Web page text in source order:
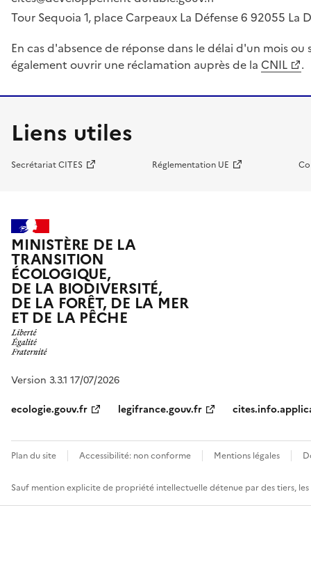
Tour Sequoia 1, place Carpeaux La Défense 6 92055 La
En cas d'absence de réponse dans le délai d'un mois
également ouvrir une réclamation auprès de la CNIL .
Liens utiles
Secrétariat CITES Réglementation UE
MINISTÈRE DE LA
TRANSITION
ÉCOLOGIQUE,
DE LA BIODIVERSITÉ,
DE LA FORÊT, DE LA MER
ET DE LA PÊCHE
Version 3.3.1 17/07/2026
ecologie.gouv.fr
legifrance.gouv.fr
Plan du site Accessibilité: non conforme Mentions légales
Sauf mention explicite de propriété intellectuelle détenue par des tiers,